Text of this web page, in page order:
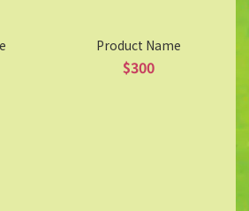
Product Name
$300